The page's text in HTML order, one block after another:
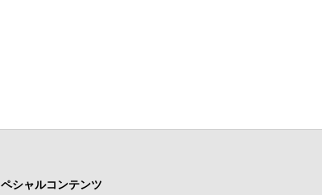
ペシャルコンテンツ